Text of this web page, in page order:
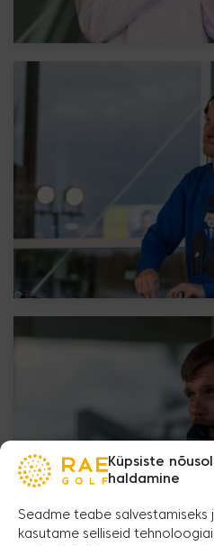
Küpsiste
haldamine
Seadme teabe salvestamiseks
kasutame selliseid